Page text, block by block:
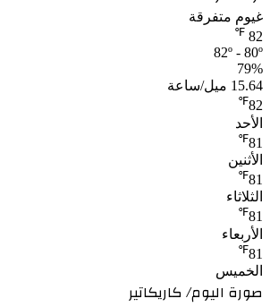
غيوم متفرقة
82
℉
82º - 80º
79%
15.64 ميل/ساعة
82
℉
الأحد
81
℉
الأثنين
81
℉
الثلاثاء
81
℉
الأربعاء
81
℉
الخميس
صورة اليوم/ كاريكاتير